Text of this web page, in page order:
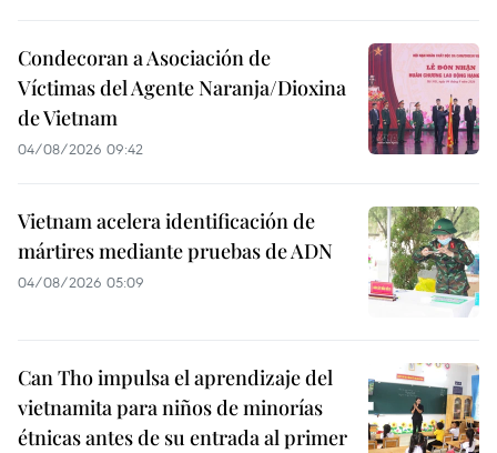
Condecoran a Asociación de
Víctimas del Agente Naranja/Dioxina
de Vietnam
04/08/2026 09:42
Vietnam acelera identificación de
mártires mediante pruebas de ADN
04/08/2026 05:09
Can Tho impulsa el aprendizaje del
vietnamita para niños de minorías
étnicas antes de su entrada al primer